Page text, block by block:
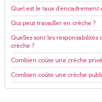
Quel est le taux d'encadrement
Qui peut travailler en crèche ?
Quelles sont les responsabilités
crèche ?
Combien coûte une crèche
Combien coûte une crèche